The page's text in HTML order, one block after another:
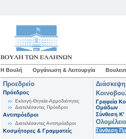
Η Βουλή Οργάνωση & Λειτουργία
Προεδρείο
Πρόεδρος
Εκλογή-Θητεία-Αρμοδιότητες
Διατελέσαντες Πρόεδροι
Αντιπρόεδροι
Διατελέσαντες Αντιπρόεδροι
Κοσμήτορες & Γραμματείς
Γραφεία
Ομάδων
Σύνθεση K'
Σύνθεση